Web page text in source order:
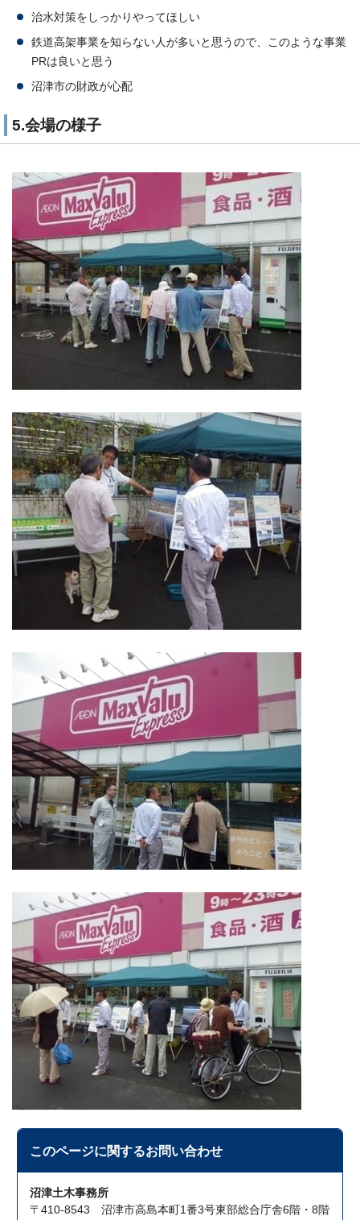
治水対策をしっかりやってほしい
鉄道高架事業を知らない人が多いと思うので、このような事業
PRは良いと思う
沼津市の財政が心配
5.会場の様子
このページに関するお問い合わせ
沼津土木事務所
〒410-8543 沼津市高島本町1番3号東部総合庁舎6階・8階